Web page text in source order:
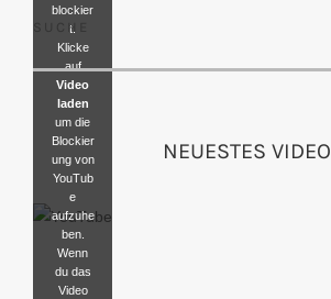
SUCHE
NEUESTES VIDEO
blockier
t.
Klicke
auf
Video
laden
um die
Blockier
ung von
YouTub
e
aufzuhe
ben.
Wenn
du das
Video